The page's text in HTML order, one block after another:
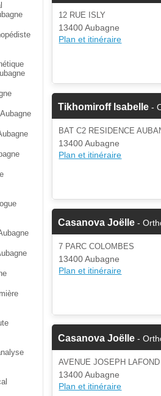
12 RUE ISLY
13400 Aubagne
Plan et itinéraire
Tikhomiroff Isabelle -
BAT C2 RESIDENCE
13400 Aubagne
Plan et itinéraire
Casanova Joëlle -
7 PARC COLOMBES
13400 Aubagne
Plan et itinéraire
Casanova Joëlle -
AVENUE JOSEPH LAFOND
13400 Aubagne
Plan et itinéraire